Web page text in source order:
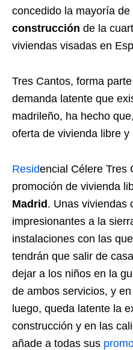
concedido la mayoría
construcción de la
viviendas visadas en
Tres Cantos, forma
demanda latente que
madrileño, ha hecho
oferta de vivienda libre y
Residencial Célere Tres
promoción de vivienda
Madrid. Unas viviendas
impresionantes a la
instalaciones con las
tendrán que salir de
dejar a los niños en la
de ambos servicios, y
luego, queda latente la
construcción y en las
añade a todas sus